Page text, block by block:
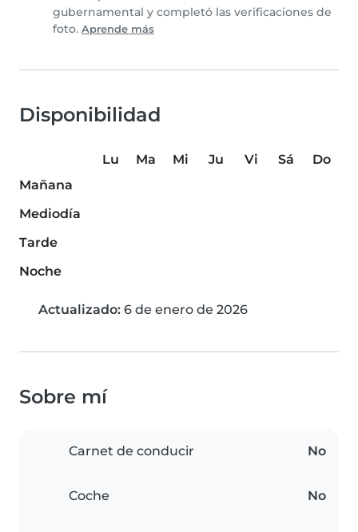
gubernamental y completó las verificaciones de
foto. Aprende más
Disponibilidad
Lu Ma Mi Ju Vi Sá
Do
Mañana
Mediodía
Tarde
Noche
Actualizado: 6 de enero de 2026
Sobre mí
Carnet de conducir No
Coche No